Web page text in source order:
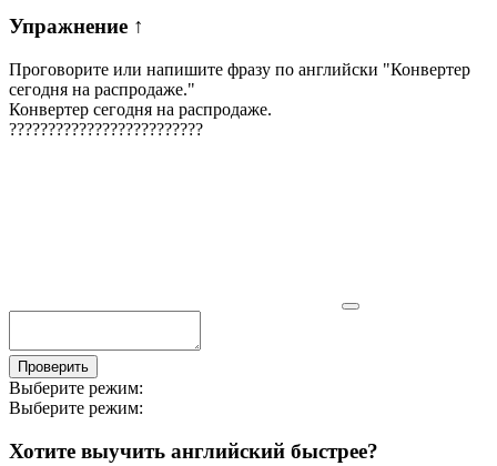
Упражнение ↑
Проговорите или напишите фразу по английски "Конвертер
сегодня на распродаже."
Конвертер сегодня на распродаже.
?????????????????????????
Проверить
Выберите режим:
Выберите режим:
Хотите выучить английский быстрее?